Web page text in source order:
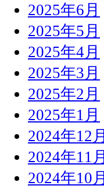
2025年6月
2025年5月
2025年4月
2025年3月
2025年2月
2025年1月
2024年12月
2024年11月
2024年10月